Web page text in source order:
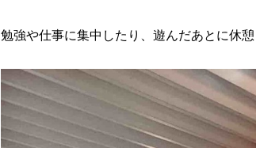
勉強や仕事に集中したり、遊んだあとに休